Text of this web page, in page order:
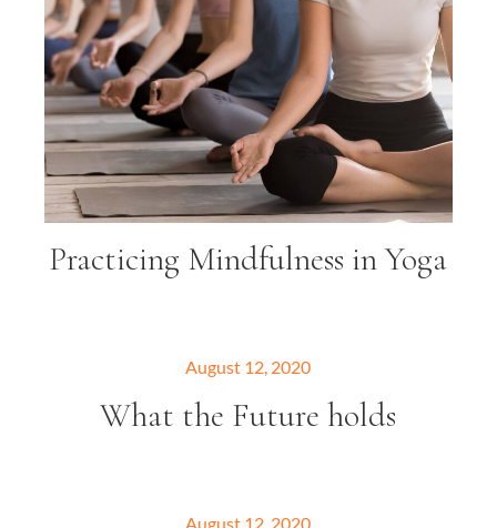
Practicing Mindfulness in Yoga
August 12, 2020
What the Future holds
August 12, 2020